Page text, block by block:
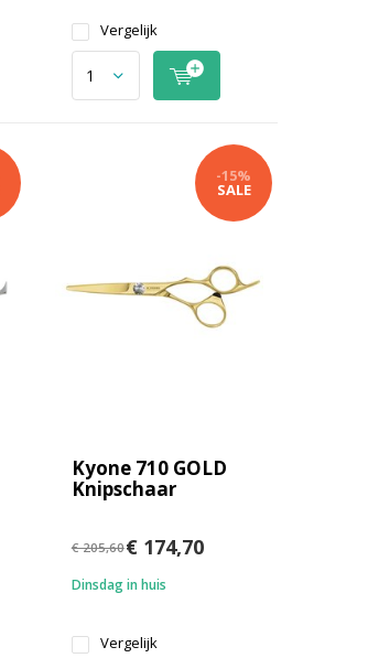
Vergelijk
Kyone 710 GOLD
Knipschaar
-15%
SALE
€ 205,60€ 174,70
Dinsdag in huis
Vergelijk